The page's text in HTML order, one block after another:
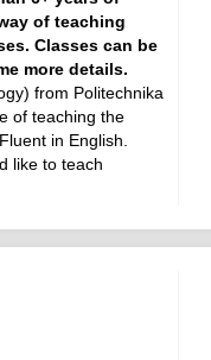
of teaching
Classes can be
more details.
from Politechnika
of teaching the
in English.
like to teach